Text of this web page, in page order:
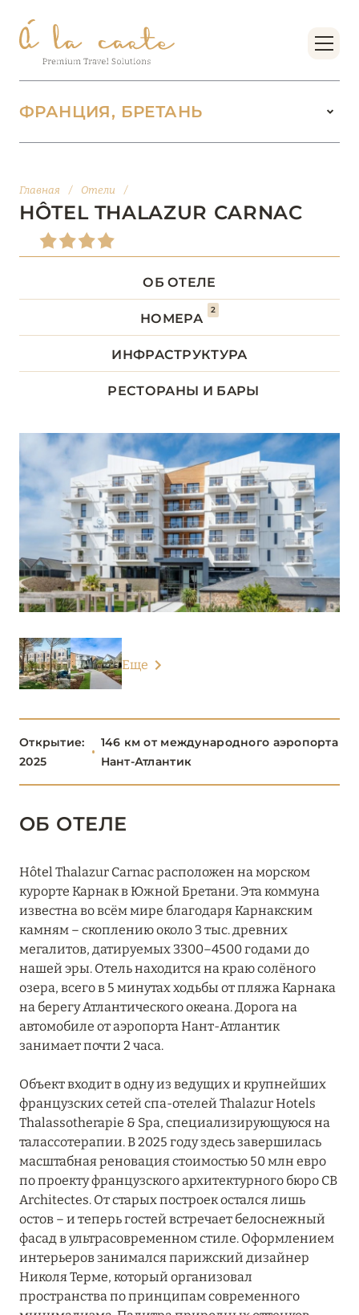
ФРАНЦИЯ, БРЕТАНЬ
БОРДО (НОВАЯ
АКВИТАНИЯ)
БРЕТАНЬ
Hôtel Le Nouveau Monde
Hôtel Thalazur Carnac
Le Grand Hôtel des Thermes
Résidence Reine Marine
БУРГУНДИЯ 2
ДОЛИНА ЛУАРЫ 8
ИЛЬ-ДЕ-ФРАНС
КОРСИКА
ЛАЗУРНЫЙ БЕРЕГ
НОРМАНДИЯ 6
О-ДЕ-ФРАНС
ОВЕРНЬ-РОНА-АЛЬПЫ
ПАРИЖ
ПРОВАНС
Главная / Отели /
HÔTEL THALAZUR CARNAC
ОБ ОТЕЛЕ
НОМЕРА
2
ИНФРАСТРУКТУРА
РЕСТОРАНЫ И БАРЫ
Еще
Открытие:
2025
146 км от международного аэропорта
Нант-Атлантик
ОБ ОТЕЛЕ
Hôtel Thalazur Carnac расположен на морском
курорте Карнак в Южной Бретани. Эта коммуна
известна во всём мире благодаря Карнакским
камням – скоплению около 3 тыс. древних
мегалитов, датируемых 3300–4500 годами до
нашей эры. Отель находится на краю солёного
озера, всего в 5 минутах ходьбы от пляжа Карнака
на берегу Атлантического океана. Дорога на
автомобиле от аэропорта Нант-Атлантик
занимает почти 2 часа.
Объект входит в одну из ведущих и крупнейших
французских сетей спа-отелей Thalazur Hotels
Thalassotherapie & Spa, специализирующуюся на
талассотерапии. В 2025 году здесь завершилась
масштабная реновация стоимостью 50 млн евро
по проекту французского архитектурного бюро CB
Architectes. От старых построек остался лишь
остов – и теперь гостей встречает белоснежный
фасад в ультрасовременном стиле. Оформлением
интерьеров занимался парижский дизайнер
Николя Терме, который организовал
пространства по принципам современного